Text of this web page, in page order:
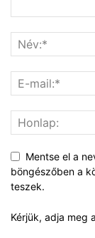
Mentse el a
böngészőben a
teszek.
Kérjük, adja meg